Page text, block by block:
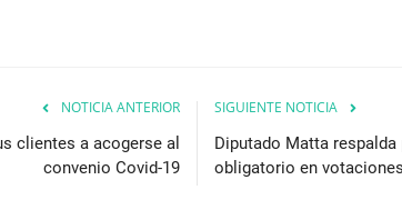
NOTICIA ANTERIOR
clientes a acogerse al
convenio Covid-19
SIGUIENTE NOTICIA
Diputado Matta
obligatorio en